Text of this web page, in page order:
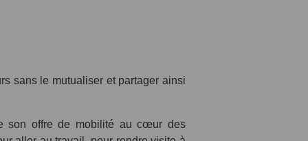
sans le mutualiser et partager ainsi
son offre de mobilité au cœur des